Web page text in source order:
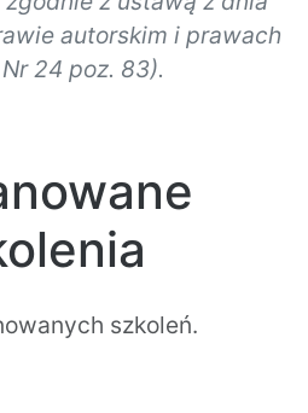
autorskim i prawach
24 poz. 83).
szkoleń.